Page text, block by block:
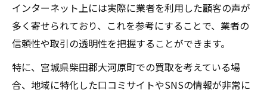
インターネット上には実際に業者を利用した顧客の声が
多く寄せられており、これを参考にすることで、業者の
信頼性や取引の透明性を把握することができます。
特に、宮城県柴田郡大河原町での買取を考えている場
合、地域に特化した口コミサイトやSNSの情報が非常に